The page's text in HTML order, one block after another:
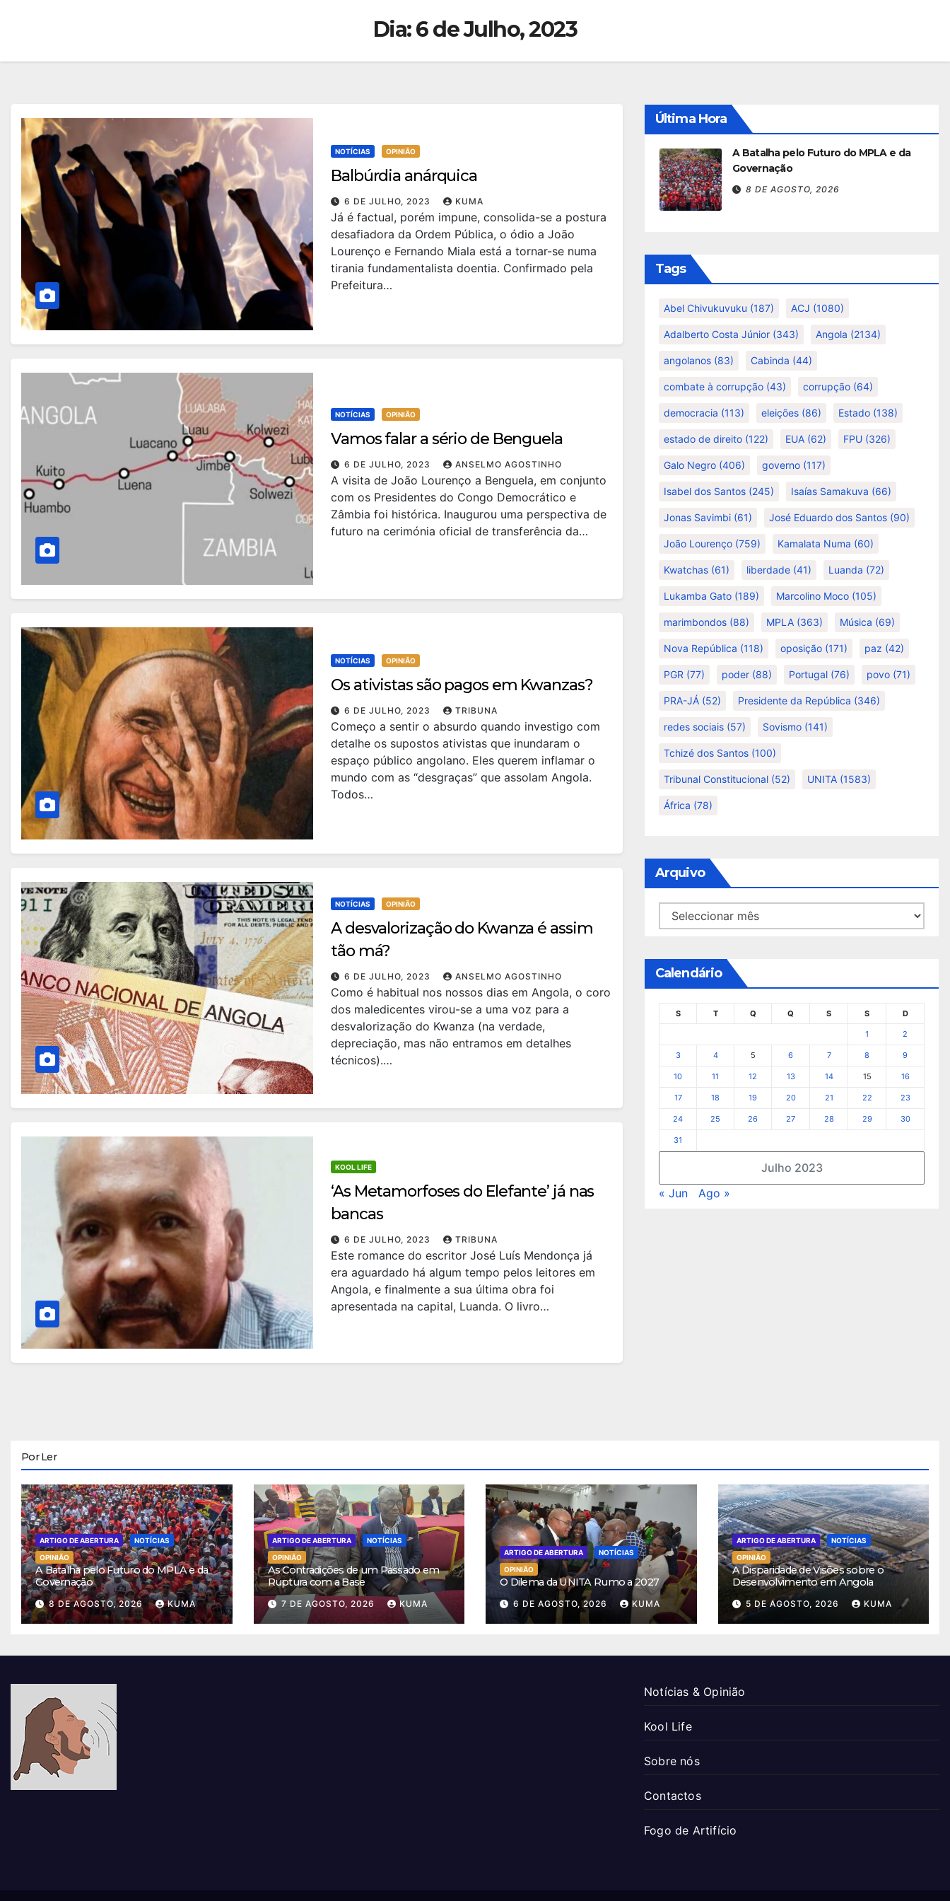
Dia:6 de Julho, 2023
NOTÍCIAS OPINIÃO
Balbúrdia anárquica
6 DE JULHO, 2023 KUMA
Já é factual, porém impune, consolida-se a postura
desafiadora da Ordem Pública, o ódio a João
Lourenço e Fernando Miala está a tornar-se numa
tirania fundamentalista doentia. Confirmado pela
Prefeitura…
NOTÍCIAS OPINIÃO
Vamos falar a sério de Benguela
6 DE JULHO, 2023 ANSELMO AGOSTINHO
A visita de João Lourenço a Benguela, em conjunto
com os Presidentes do Congo Democrático e
Zâmbia foi histórica. Inaugurou uma perspectiva de
futuro na cerimónia oficial de transferência da…
NOTÍCIAS OPINIÃO
Os ativistas são pagos em Kwanzas?
6 DE JULHO, 2023 TRIBUNA
Começo a sentir o absurdo quando investigo com
detalhe os supostos ativistas que inundaram o
espaço público angolano. Eles querem inflamar o
mundo com as “desgraças” que assolam Angola.
Todos…
NOTÍCIAS OPINIÃO
A desvalorização do Kwanza é assim
tão má?
6 DE JULHO, 2023 ANSELMO AGOSTINHO
Como é habitual nos nossos dias em Angola, o coro
dos maledicentes virou-se a uma voz para a
desvalorização do Kwanza (na verdade,
depreciação, mas não entramos em detalhes
técnicos).…
KOOL LIFE
‘As Metamorfoses do Elefante’ já nas
bancas
6 DE JULHO, 2023 TRIBUNA
Este romance do escritor José Luís Mendonça já
era aguardado há algum tempo pelos leitores em
Angola, e finalmente a sua última obra foi
apresentada na capital, Luanda. O livro…
Última Hora
A Batalha pelo Futuro do MPLA e da
Governação
8 DE AGOSTO, 2026
Tags
Abel Chivukuvuku (187) ACJ (1080)
Adalberto Costa Júnior (343) Angola (2134)
angolanos (83) Cabinda (44)
combate à corrupção (43) corrupção (64)
democracia (113) eleições (86) Estado (138)
estado de direito (122) EUA (62) FPU (326)
Galo Negro (406) governo (117)
Isabel dos Santos (245) Isaías Samakuva (66)
Jonas Savimbi (61) José Eduardo dos Santos (90)
João Lourenço (759) Kamalata Numa (60)
Kwatchas (61) liberdade (41) Luanda (72)
Lukamba Gato (189) Marcolino Moco (105)
marimbondos (88) MPLA (363) Música (69)
Nova República (118) oposição (171) paz (42)
PGR (77) poder (88) Portugal (76) povo (71)
PRA-JÁ (52) Presidente da República (346)
redes sociais (57) Sovismo (141)
Tchizé dos Santos (100)
Tribunal Constitucional (52) UNITA (1583)
África (78)
Arquivo
Arquivo
Calendário
Julho 2023
S T Q Q S S D
1 2
3 4 5 6 7 8 9
10 11 12 13 14 15 16
17 18 19 20 21 22 23
24 25 26 27 28 29 30
31
« Jun Ago »
Por Ler
ARTIGO DE ABERTURA
NOTÍCIAS
OPINIÃO
A Batalha pelo Futuro do MPLA e da
Governação
8 DE AGOSTO, 2026 KUMA
ARTIGO DE ABERTURA
NOTÍCIAS
OPINIÃO
As Contradições de um Passado em
Ruptura com a Base
7 DE AGOSTO, 2026 KUMA
ARTIGO DE ABERTURA
NOTÍCIAS
OPINIÃO
O Dilema da UNITA Rumo a 2027
6 DE AGOSTO, 2026 KUMA
ARTIGO DE ABERTURA
NOTÍCIAS
OPINIÃO
A Disparidade de Visões sobre o
Desenvolvimento em Angola
5 DE AGOSTO, 2026 KUMA
Notícias & Opinião
Kool Life
Sobre nós
Contactos
Fogo de Artifício